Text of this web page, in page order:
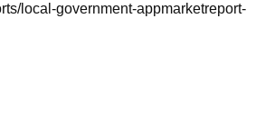
local-government-appmarketreport-